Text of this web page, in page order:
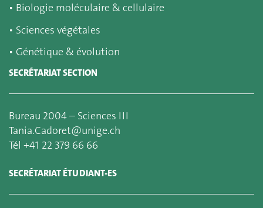
▪ Biologie moléculaire & cellulaire
▪ Sciences végétales
▪ Génétique & évolution
SECRÉTARIAT SECTION
Bureau 2004 – Sciences III
Tania.Cadoret@unige.ch
Tél +41 22 379 66 66
SECRÉTARIAT ÉTUDIANT-ES